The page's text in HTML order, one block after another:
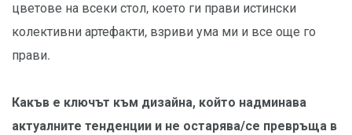
цветове на всеки стол, което ги прави истински
колективни артефакти, взриви ума ми и все още го
прави.
Какъв е ключът към дизайна, който надминава
актуалните тенденции и не остарява/се превръща в